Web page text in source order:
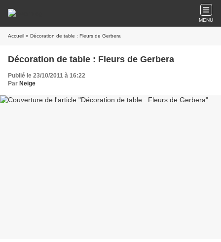
MENU
Accueil » Décoration de table : Fleurs de Gerbera
Décoration de table : Fleurs de Gerbera
Publié le 23/10/2011 à 16:22
Par Neige